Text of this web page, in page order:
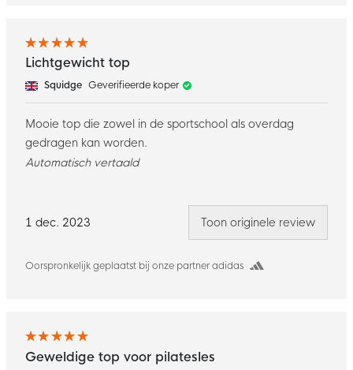
1 dec. 2023
Oorspronkelijk geplaatst bij onze partner adidas
Lichtgewicht top
Squidge Geverifieerde koper
Mooie top die zowel in de sportschool als overdag
gedragen kan worden.
Automatisch vertaald
Toon originele review
Geweldige top voor pilatesles